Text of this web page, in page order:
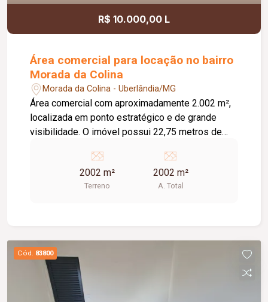
R$ 10.000,00 L
Área comercial para locação no bairro
Morada da Colina
Morada da Colina - Uberlândia/MG
Área comercial com aproximadamente 2.002 m²,
localizada em ponto estratégico e de grande
visibilidade. O imóvel possui 22,75 metros de
profundidade em ambas as laterais,
proporcionando excelente aproveitamento do
varejistas ou outras atividades comerciais
permitidas.
2002 m²
Terreno
2002 m²
A. Total
Cód. 83800